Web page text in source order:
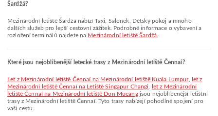
Šardžá?
Mezinárodní letiště Šardžá nabízí Taxi, Salonek, Dětský pokoj a mnoho
dalších služeb pro lepší cestovní zážitek. Podrobné informace o vybavení a
rozložení terminálů najdete na Mezinárodní letiště Šardžá.
Které jsou nejoblíbenější letecké trasy z Mezinárodní letiště Čennaí?
let z Mezinárodní letiště Čennaí na Mezinárodní letiště Kuala Lumpur,
let z
Mezinárodní letiště Čennaí na Letiště Singapur Changi
let z Mezinárodní
letiště Čennaí na Mezinárodní letiště Don Mueangjsou nejoblíbenější letištní
trasy z Mezinárodní letiště Čennaí. Tyto trasy nabízejí pohodlné spojení pro
vaši cestu.